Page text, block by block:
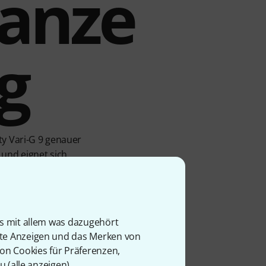
mit allem was dazugehört
Anzeigen und das Merken von
Cookies für Präferenzen,
Vari-G 9 genauer
eignet sich
Stellplätze benötigt,